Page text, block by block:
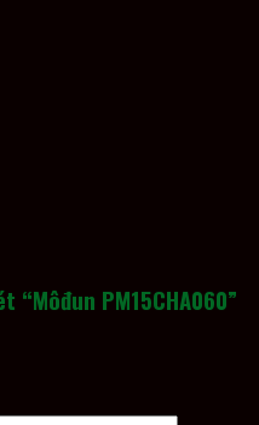
“Môđun PM15CHA060”